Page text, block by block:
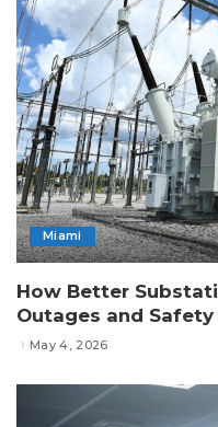
Miami
How Better
Outages and Safety
May 4, 2026